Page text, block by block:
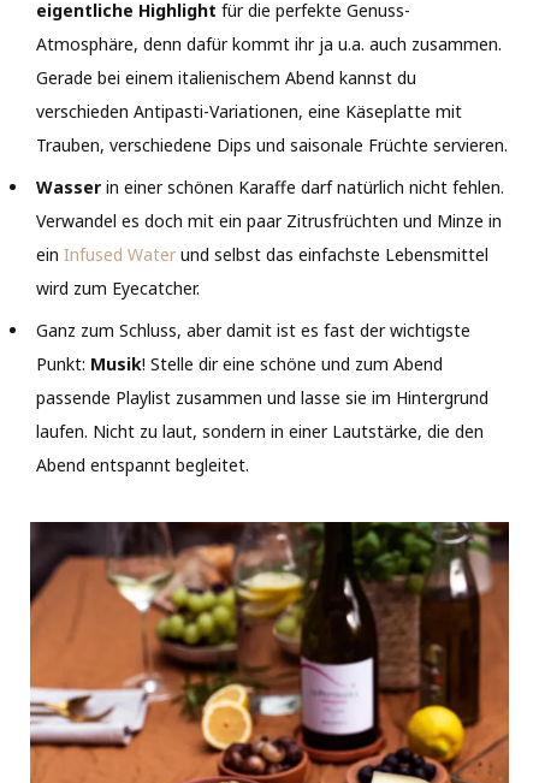
eigentliche Highlight für die perfekte Genuss-
Atmosphäre, denn dafür kommt ihr ja u.a. auch zusammen.
Gerade bei einem italienischem Abend kannst du
verschieden Antipasti-Variationen, eine Käseplatte mit
Trauben, verschiedene Dips und saisonale Früchte servieren.
Wasser in einer schönen Karaffe darf natürlich nicht fehlen.
Verwandel es doch mit ein paar Zitrusfrüchten und Minze in
ein Infused Water und selbst das einfachste Lebensmittel
wird zum Eyecatcher.
Ganz zum Schluss, aber damit ist es fast der wichtigste
Punkt: Musik! Stelle dir eine schöne und zum Abend
passende Playlist zusammen und lasse sie im Hintergrund
laufen. Nicht zu laut, sondern in einer Lautstärke, die den
Abend entspannt begleitet.